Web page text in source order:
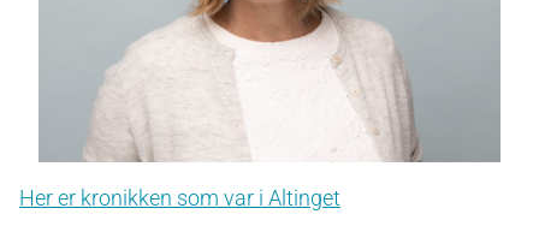
Her er kronikken som var i Altinget